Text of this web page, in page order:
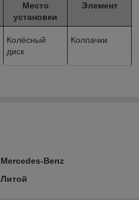
Место
установки
Элемент
Колёсный
диск
Колпачки
Mercedes-Benz
Литой